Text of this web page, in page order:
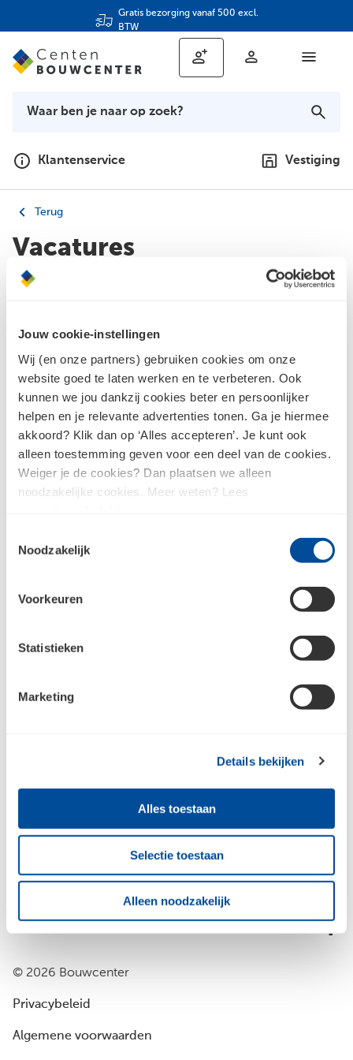
Jouw cookie-instellingen
Wij (en onze partners) gebruiken cookies om onze
website goed te laten werken en te verbeteren. Ook
kunnen we jou dankzij cookies beter en persoonlijker
helpen en je relevante advertenties tonen. Ga je hiermee
akkoord? Klik dan op ‘Alles accepteren’. Je kunt ook
alleen toestemming geven voor een deel van de cookies.
Weiger je de cookies? Dan plaatsen we alleen
noodzakelijke cookies. Meer weten? Lees
Noodzakelijk
Voorkeuren
Statistieken
Marketing
Details bekijken
Alles toestaan
Selectie toestaan
Alleen noodzakelijk
Gratis bezorging vanaf 500 excl.
BTW
Klantenservice Vestiging
Terug
Vacatures
Maak je keuze hieronder
Meld je aan voor de nieuwsbrief en
blijf op de hoogte
Jouw e-mailadres
Raadpleeg ons privacybeleid
voor meer informatie over hoe we jouw
persoonsgegevens verzamelen en verwerken.
Aanmelden
Inspiratie
© 2026 Bouwcenter
Privacybeleid
Algemene voorwaarden